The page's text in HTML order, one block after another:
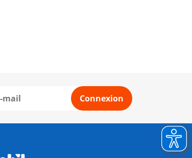
Connexion